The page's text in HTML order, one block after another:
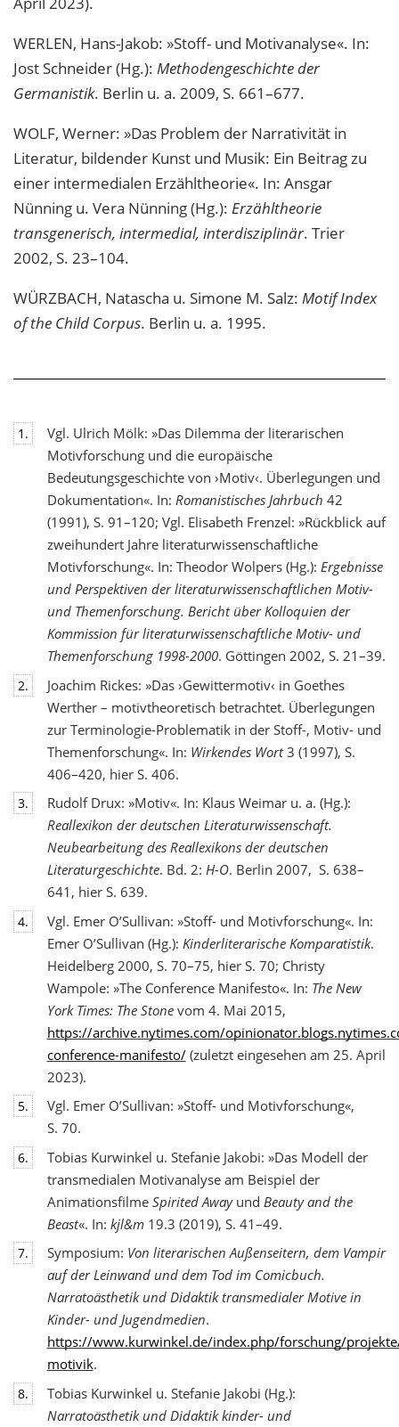
WERLEN, Hans-Jakob: »Stoff- und Motivanalyse«. In:
Jost Schneider (Hg.): Methodengeschichte der
Germanistik. Berlin u. a. 2009, S. 661–677.
WOLF, Werner: »Das Problem der Narrativität in
Literatur, bildender Kunst und Musik: Ein Beitrag zu
einer intermedialen Erzähltheorie«. In: Ansgar
Nünning u. Vera Nünning (Hg.): Erzähltheorie
transgenerisch, intermedial, interdisziplinär. Trier
2002, S. 23–104.
WÜRZBACH, Natascha u. Simone M. Salz: Motif Index
of the Child Corpus. Berlin u. a. 1995.
1.
Vgl. Ulrich Mölk: »Das Dilemma der literarischen
Motivforschung und die europäische
Bedeutungsgeschichte von ›Motiv‹. Überlegungen und
Dokumentation«. In: Romanistisches Jahrbuch 42
(1991), S. 91–120; Vgl. Elisabeth Frenzel: »Rückblick auf
zweihundert Jahre literaturwissenschaftliche
Motivforschung«. In: Theodor Wolpers (Hg.): Ergebnisse
und Perspektiven der literaturwissenschaftlichen Motiv-
und Themenforschung. Bericht über Kolloquien der
Kommission für literaturwissenschaftliche Motiv- und
Themenforschung 1998-2000. Göttingen 2002, S. 21–39.
2.
Joachim Rickes: »Das ›Gewittermotiv‹ in Goethes
Werther – motivtheoretisch betrachtet. Überlegungen
zur Terminologie-Problematik in der Stoff-, Motiv- und
Themenforschung«. In: Wirkendes Wort3 (1997), S.
406–420, hier S. 406.
3.
Rudolf Drux: »Motiv«. In: Klaus Weimar u. a. (Hg.):
Reallexikon der deutschen Literaturwissenschaft.
Neubearbeitung des Reallexikons der deutschen
Literaturgeschichte. Bd. 2: H-O. Berlin 2007, S. 638–
641, hier S. 639.
4.
Vgl. Emer O’Sullivan: »Stoff- und Motivforschung«. In:
Emer O’Sullivan (Hg.): Kinderliterarische Komparatistik.
Heidelberg 2000, S. 70–75, hier S. 70; Christy
Wampole: »The Conference Manifesto«. In: The New
York Times: The Stonevom 4. Mai 2015,
https://archive.nytimes.com/
conference-manifesto/(zuletzt eingesehen am 25. April
2023).
5.
Vgl. Emer O’Sullivan: »Stoff- und Motivforschung«,
S. 70.
6.
Tobias Kurwinkel u. Stefanie Jakobi: »Das Modell der
transmedialen Motivanalyse am Beispiel der
Animationsfilme Spirited Awayund Beauty and the
Beast«. In: kjl&m19.3 (2019), S. 41–49.
7. Symposium: Von literarischen Außenseitern, dem Vampir
auf der Leinwand und dem Tod im Comicbuch.
Narratoästhetik und Didaktik transmedialer Motive in
Kinder- und Jugendmedien.
https://www.kurwinkel.de/index.php/forschung/
motivik.
8.
Tobias Kurwinkel u. Stefanie Jakobi (Hg.):
Narratoästhetik und Didaktik kinder- und